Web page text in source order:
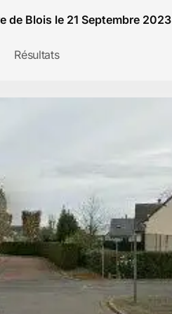
de Blois le 21 Septembre 2023
Résultats